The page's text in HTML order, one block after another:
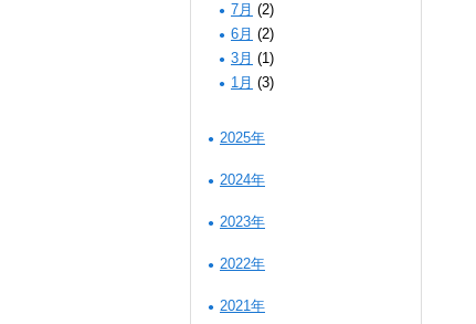
7月 (2)
6月 (2)
3月 (1)
1月 (3)
2025年
2024年
2023年
2022年
2021年